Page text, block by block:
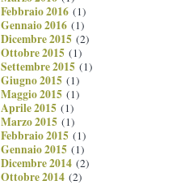
Febbraio 2016 (1)
Gennaio 2016 (1)
Dicembre 2015 (2)
Ottobre 2015 (1)
Settembre 2015 (1)
Giugno 2015 (1)
Maggio 2015 (1)
Aprile 2015 (1)
Marzo 2015 (1)
Febbraio 2015 (1)
Gennaio 2015 (1)
Dicembre 2014 (2)
Ottobre 2014 (2)